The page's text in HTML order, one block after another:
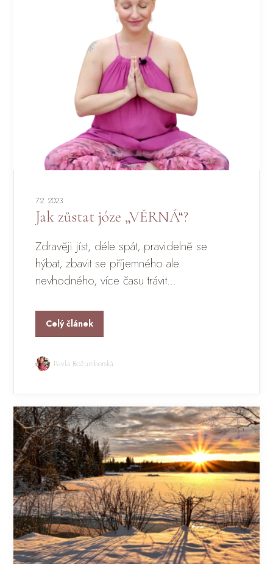
7.2. 2023
Jak zůstat józe „VĚRNÁ“?
Zdravěji jíst, déle spát, pravidelně se
hýbat, zbavit se příjemného ale
nevhodného, více času trávit...
Celý článek
Pavla Rožumberská